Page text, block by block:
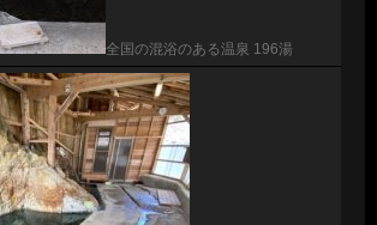
全国の混浴のある温泉 196湯